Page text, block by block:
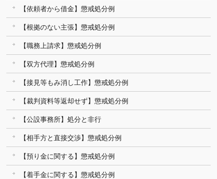
【依頼者から借金】懲戒処分例
【根拠のない主張】懲戒処分例
【職務上請求】懲戒処分例
【双方代理】懲戒処分例
【接見等もみ消し工作】懲戒処分例
【裁判資料等返却せず】懲戒処分例
【公設事務所】処分と非行
【相手方と直接交渉】懲戒処分例
【預り金に関する】懲戒処分例
【着手金に関する】懲戒処分例